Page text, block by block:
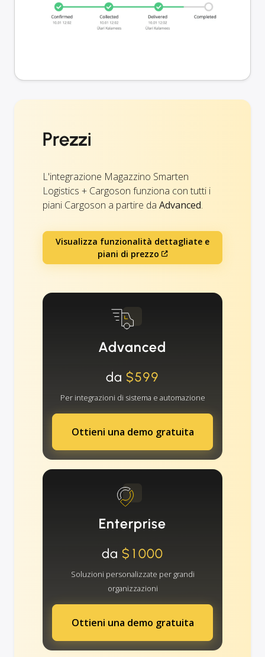
Prezzi
L'integrazione Magazzino Smarten
Logistics + Cargoson funziona con tutti i
piani Cargoson a partire da Advanced.
Visualizza funzionalità dettagliate e
piani di prezzo
Advanced
da$599
Per integrazioni di sistema e automazione
Ottieni una demo gratuita
Enterprise
da$1000
Soluzioni personalizzate per grandi
organizzazioni
Ottieni una demo gratuita